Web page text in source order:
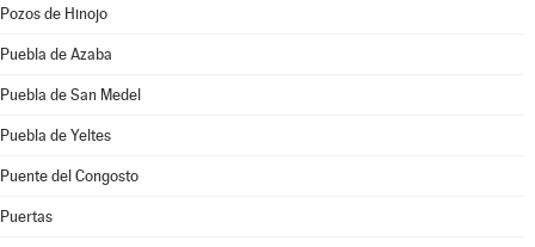
Pozos de Hinojo
Puebla de Azaba
Puebla de San Medel
Puebla de Yeltes
Puente del Congosto
Puertas